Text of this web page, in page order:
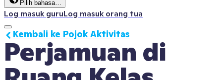
Pilih bahasa…
Log masuk guruLog masuk orang tua
Perjamuan di
Kembali ke Pojok Aktivitas